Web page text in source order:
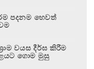
පදනම හෙවත්
වයස දීර්ඝ කිරීම
ගොම මුසු